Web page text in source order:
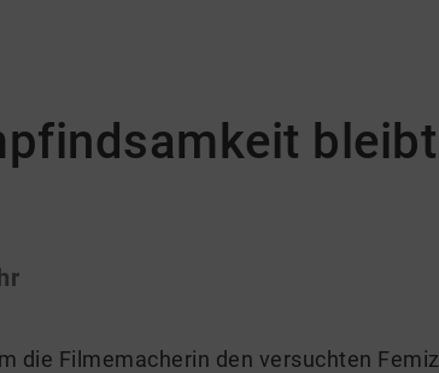
bleibt
die Filmemacherin den versuchten